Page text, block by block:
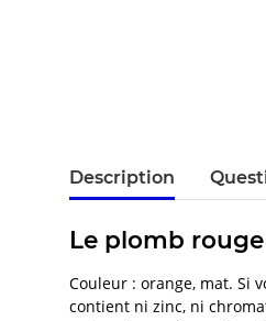
Description
Le plomb
Couleur : orange, mat. Si
contient ni zinc, ni